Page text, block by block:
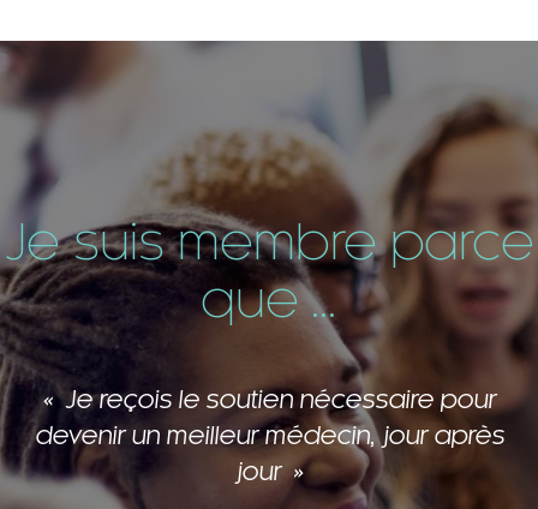
Je suis membre parce
que ...
Je reçois le soutien nécessaire pour
devenir un meilleur médecin, jour après
jour